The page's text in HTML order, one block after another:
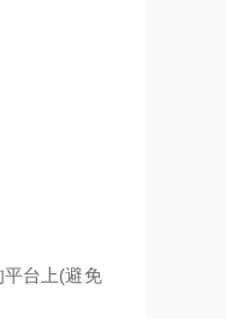
台上(避免